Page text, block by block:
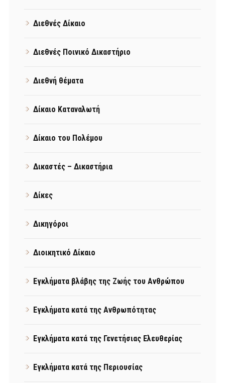
Διεθνές Δίκαιο
Διεθνές Ποινικό Δικαστήριο
Διεθνή θέματα
Δίκαιο Καταναλωτή
Δίκαιο του Πολέμου
Δικαστές – Δικαστήρια
Δίκες
Δικηγόροι
Διοικητικό Δίκαιο
Εγκλήματα βλάβης της Ζωής του Ανθρώπου
Εγκλήματα κατά της Ανθρωπότητας
Εγκλήματα κατά της Γενετήσιας Ελευθερίας
Εγκλήματα κατά της Περιουσίας